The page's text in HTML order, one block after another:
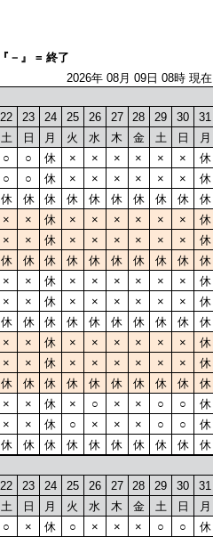
『－』 = 終了
2026年 08月 09日 08時 現在
22 23 24 25 26 27 28 29 30
31
土 日 月 火 水 木 金 土 日 月
○ ○ 休 × × × × × ×
休
○ ○ 休 × × × × × ×
休
休 休 休 休 休 休 休 休 休 休
× × 休 × × × × × ×
休
× × 休 × × × × × ×
休
休 休 休 休 休 休 休 休 休 休
× × 休 × × × × × ×
休
× × 休 × × × × × ×
休
休 休 休 休 休 休 休 休 休 休
× × 休 × × × × × ×
休
× × 休 × × × × × ×
休
休 休 休 休 休 休 休 休 休 休
× × 休 × ○ × × ○ ○
休
× × 休 ○ × × × ○ ○
休
休 休 休 休 休 休 休 休 休 休
22 23 24 25 26 27 28 29 30
31
土 日 月 火 水 木 金 土 日
月
○ × 休 ○ × × × ○ ○ 休